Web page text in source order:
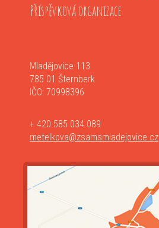
Příspěvková organizace
Mladějovice 113
785 01 Šternberk
IČO: 70998396
+ 420 585 034 089
metelkova@zsamsmladejovice.cz